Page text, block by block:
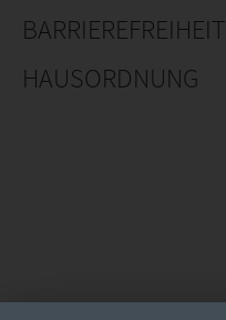
HAUSORDNUNG